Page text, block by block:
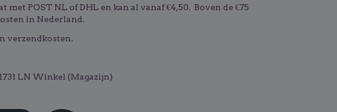
met POST NL of DHL en kan al vanaf €4,50. Boven de €75
in Nederland.
verzendkosten.
LN Winkel (Magazijn)